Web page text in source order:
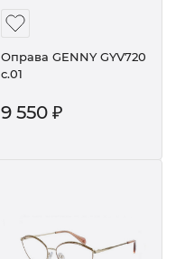
Оправа GENNY GYV720
c.01
9 550 ₽